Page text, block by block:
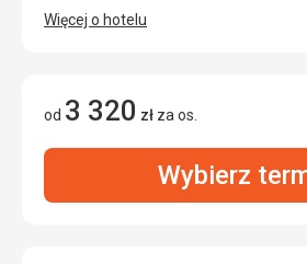
Więcej o hotelu
od 3 320 zł za os.
Wybierz